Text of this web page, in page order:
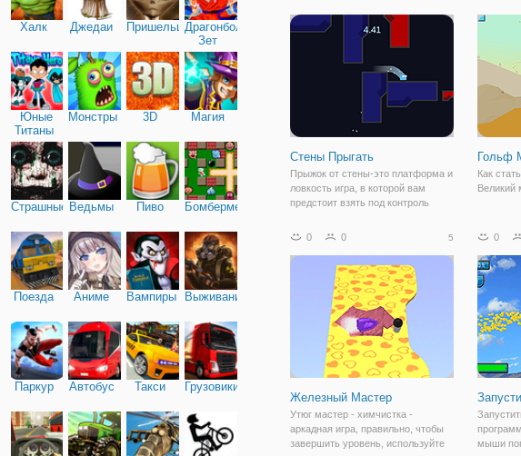
Халк Джедаи ПришельцыДрагонболл
Зет
Юные
Титаны
Монстры 3D Магия
Страшные Ведьмы Пиво Бомбермен
Поезда Аниме Вампиры Выживание
Паркур Автобус Такси Грузовики
время,
Стены Прыгать
Прыжок от стены-это платформа и
ловкость игра, в которой вам
предстоит взять под контроль
просто должны помочь ему
телепортирует его на следующий
уровень. Для
Гольф
Как
Великий
0 0 5
Железный Мастер
Утюг мастер - химчистка -
аркадная игра, правильно, чтобы
завершить уровень, используйте
0
мыши